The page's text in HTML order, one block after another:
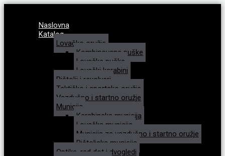
Naslovna
Katalog
Lovačko oružje
Kombinovane puške
Lovačke puške
Lovački karabini
Pištolji i revolveri
Taktičko i sportsko oružje
Vazdušno i startno oružje
Municija
Karabinska municija
Lovačka municija
Municija za vazdušno i startno oružje
Pištoljska municija
Optike, red dot i dvogledi